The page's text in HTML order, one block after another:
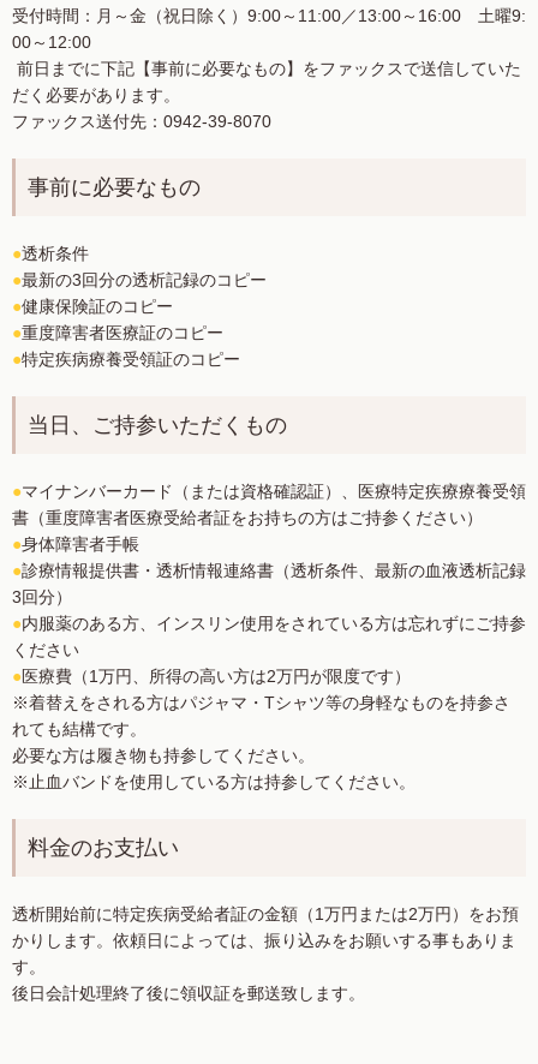
受付時間：月～金（祝日除く）9:00～11:00／13:00～16:00 土曜9:
00～12:00
前日までに下記【事前に必要なもの】をファックスで送信していた
だく必要があります。
ファックス送付先：0942-39-8070
事前に必要なもの
●透析条件
●最新の3回分の透析記録のコピー
●健康保険証のコピー
●重度障害者医療証のコピー
●特定疾病療養受領証のコピー
当日、ご持参いただくもの
●マイナンバーカード（または資格確認証）、医療特定疾療療養受領
書（重度障害者医療受給者証をお持ちの方はご持参ください）
●身体障害者手帳
●診療情報提供書・透析情報連絡書（透析条件、最新の血液透析記録
3回分）
●内服薬のある方、インスリン使用をされている方は忘れずにご持参
ください
●医療費（1万円、所得の高い方は2万円が限度です）
※着替えをされる方はパジャマ・Tシャツ等の身軽なものを持参さ
れても結構です。
必要な方は履き物も持参してください。
※止血バンドを使用している方は持参してください。
料金のお支払い
透析開始前に特定疾病受給者証の金額（1万円または2万円）をお預
かりします。依頼日によっては、振り込みをお願いする事もありま
す。
後日会計処理終了後に領収証を郵送致します。